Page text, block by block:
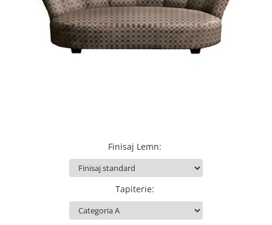
Jardiniere si vase luminoase
Finisaj Lemn:
Tapiterie: